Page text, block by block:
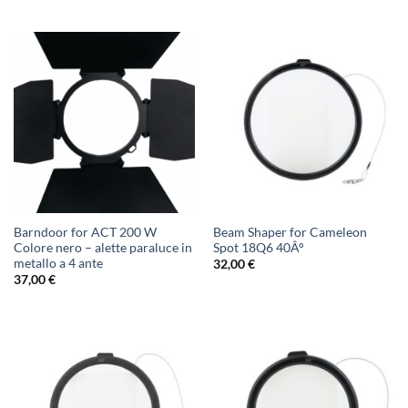
Barndoor for ACT 200 W
Colore nero – alette paraluce in
metallo a 4 ante
37,00€
Beam Shaper for Cameleon
Spot 18Q6 40Â°
32,00€